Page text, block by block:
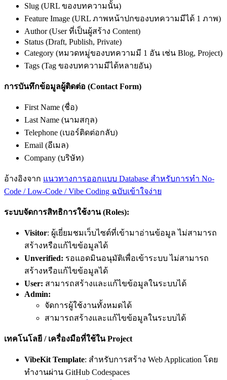
Slug (URL ของบทความนั้น)
Feature Image (URL ภาพหน้าปกของบทความมีได้ 1 ภาพ)
Author (User ที่เป็นผู้สร้าง Content)
Status (Draft, Publish, Private)
Category (หมวดหมู่ของบทความมี 1 อัน เช่น Blog, Project)
Tags (Tag ของบทความมีได้หลายอัน)
การบันทึกข้อมูลผู้ติดต่อ (Contact Form)
First Name (ชื่อ)
Last Name (นามสกุล)
Telephone (เบอร์ติดต่อกลับ)
Email (อีเมล)
Company (บริษัท)
อ้างอิงจาก แนวทางการออกแบบ Database สำหรับการทำ No-
Code / Low-Code / Vibe Coding ฉบับเข้าใจง่าย
ระบบจัดการสิทธิการใช้งาน (Roles):
Visitor: ผู้เยี่ยมชมเว็บไซต์ที่เข้ามาอ่านข้อมูล ไม่สามารถ
สร้างหรือแก้ไขข้อมูลได้
Unverified: รอแอดมินอนุมัติเพื่อเข้าระบบ ไม่สามารถ
สร้างหรือแก้ไขข้อมูลได้
User: สามารถสร้างและแก้ไขข้อมูลในระบบได้
Admin:
จัดการผู้ใช้งานทั้งหมดได้
สามารถสร้างและแก้ไขข้อมูลในระบบได้
เทคโนโลยี / เครื่องมือที่ใช้ใน Project
VibeKit Template: สำหรับการสร้าง Web Application โดย
ทำงานผ่าน GitHub Codespaces